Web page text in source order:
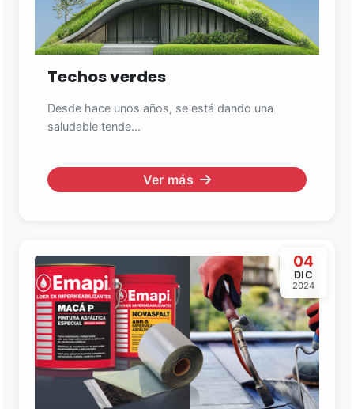
Techos verdes
Desde hace unos años, se está dando una
saludable tende...
Ver más
04
DIC
2024